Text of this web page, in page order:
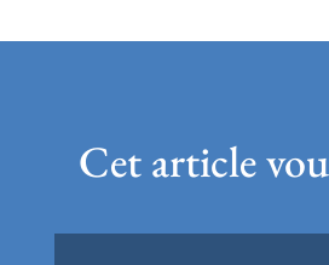
Cet article